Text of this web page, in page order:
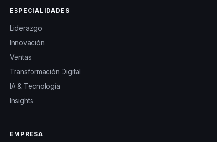
ESPECIALIDADES
Liderazgo
Innovación
Ventas
Transformación Digital
IA & Tecnología
Insights
EMPRESA